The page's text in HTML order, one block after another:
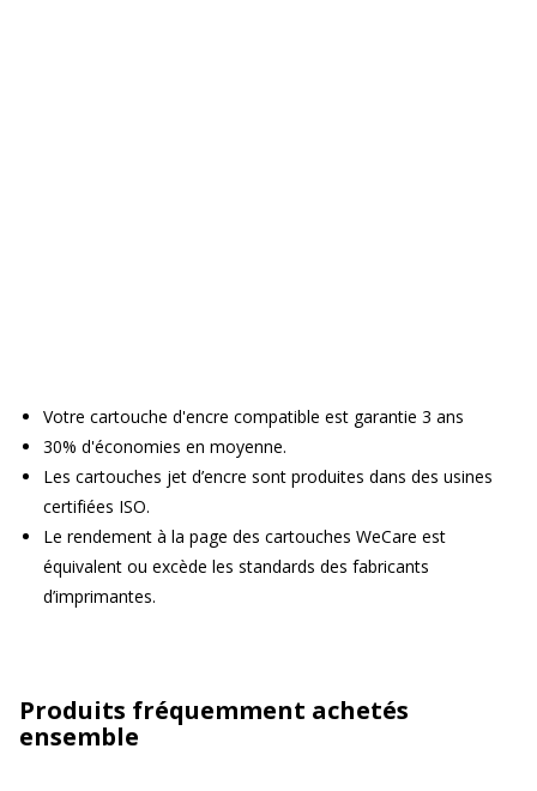
Votre cartouche d'encre compatible est garantie 3 ans
30% d'économies en moyenne.
Les cartouches jet d’encre sont produites dans des usines
certifiées ISO.
Le rendement à la page des cartouches WeCare est
équivalent ou excède les standards des fabricants
d’imprimantes.
Produits fréquemment achetés
ensemble